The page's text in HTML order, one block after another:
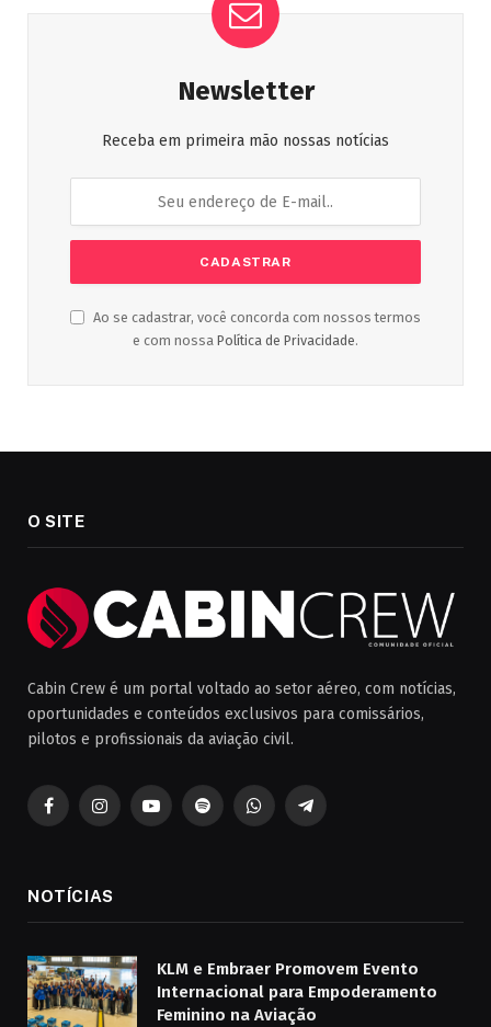
Newsletter
Receba em primeira mão nossas notícias
Ao se cadastrar, você concorda com nossos termos
e com nossa Política de Privacidade.
O SITE
Cabin Crew é um portal voltado ao setor aéreo, com notícias,
oportunidades e conteúdos exclusivos para comissários,
pilotos e profissionais da aviação civil.
FacebookInstagramYouTubeSpotifyWhatsAppTelegrama
NOTÍCIAS
KLM e Embraer Promovem Evento
Internacional para Empoderamento
Feminino na Aviação